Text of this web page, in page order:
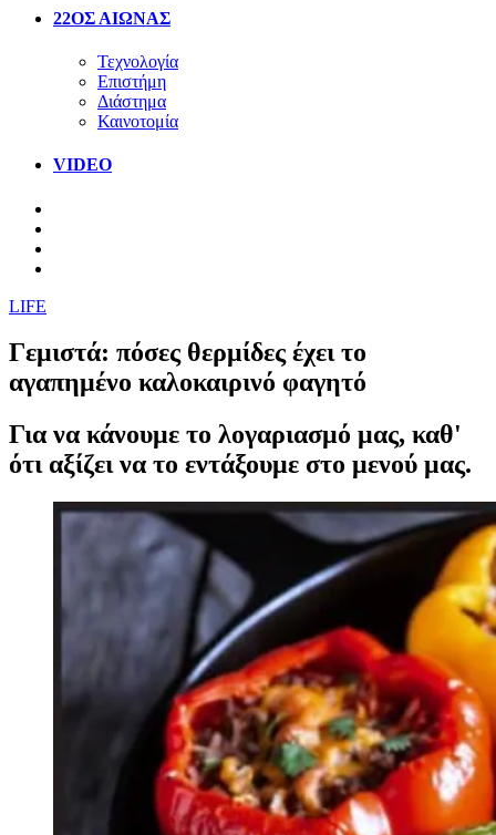
22ΟΣ ΑΙΩΝΑΣ
Τεχνολογία
Επιστήμη
Διάστημα
Καινοτομία
VIDEO
LIFE
Γεμιστά: πόσες θερμίδες έχει το
αγαπημένο καλοκαιρινό φαγητό
Για να κάνουμε το λογαριασμό μας, καθ'
ότι αξίζει να το εντάξουμε στο μενού μας.